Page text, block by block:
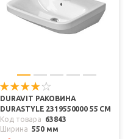
DURAVIT РАКОВИНА
DURASTYLE 2319550000 55 СМ
Код товара
63843
Ширина 550 мм